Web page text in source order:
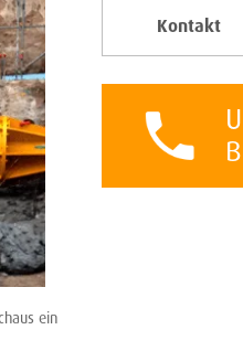
ein
Kontakt